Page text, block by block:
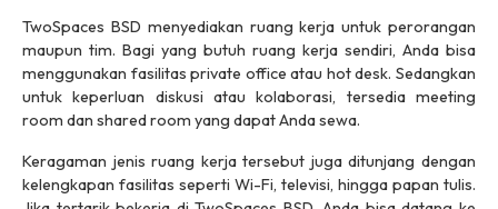
TwoSpaces BSD menyediakan ruang kerja untuk perorangan
maupun tim. Bagi yang butuh ruang kerja sendiri, Anda bisa
menggunakan fasilitasprivate officeatau hot desk.Sedangkan
untuk keperluan diskusi atau kolaborasi, tersedia meeting
room dan shared room yang dapat Anda sewa.
Keragaman jenis ruang kerja tersebut juga ditunjang dengan
kelengkapan fasilitas seperti Wi-Fi, televisi, hingga papan tulis.